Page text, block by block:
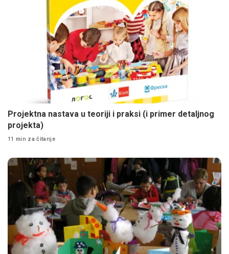
Projektna nastava u teoriji i praksi (i primer detaljnog
projekta)
11 min za čitanje